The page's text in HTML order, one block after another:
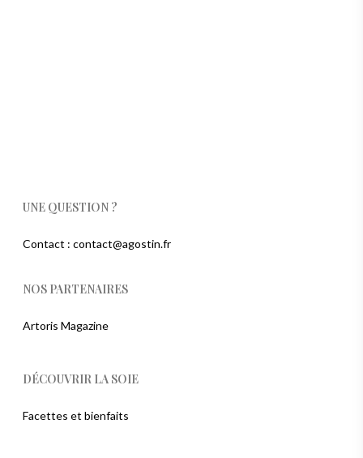
UNE QUESTION ?
Contact : contact@agostin.fr
NOS PARTENAIRES
Artoris Magazine
DÉCOUVRIR LA SOIE
Facettes et bienfaits